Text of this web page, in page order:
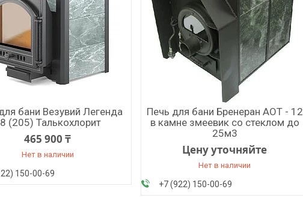
бани Везувий Легенда
(205) Талькохлорит
465 900 ₸
Нет в наличии
150-00-69
Печь для бани Бренеран АОТ - 12
в камне змеевик со стеклом до
25м3
Цену уточняйте
Нет в наличии
+7 (922) 150-00-69